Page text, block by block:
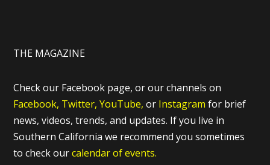
THE MAGAZINE
Check our Facebook page, or our channels on
Facebook, Twitter, YouTube, or Instagram for brief
news, videos, trends, and updates. If you live in
Southern California we recommend you sometimes
to check ourcalendar of events.